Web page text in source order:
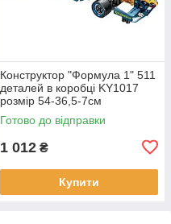
Конструктор "Формула 1" 511
деталей в коробці KY1017
розмір 54-36,5-7см
Готово до відправки
1 012 ₴
Купити